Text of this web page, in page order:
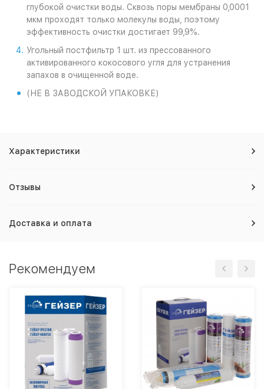
глубокой очистки воды. Сквозь поры мембраны 0,0001
мкм проходят только молекулы воды, поэтому
эффективность очистки достигает 99,9%.
Угольный постфильтр 1 шт. из прессованного
активированного кокосового угля для устранения
запахов в очищенной воде.
(НЕ В ЗАВОДСКОЙ УПАКОВКЕ)
Характеристики
Отзывы
Доставка и оплата
Рекомендуем